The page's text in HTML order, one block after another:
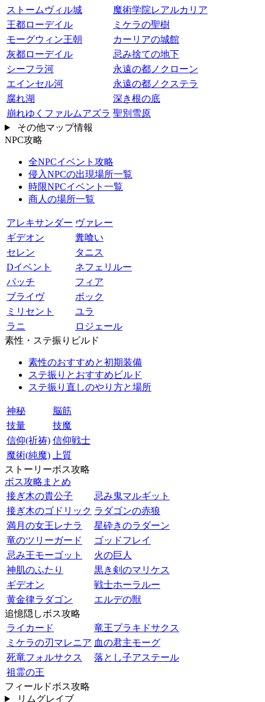
ストームヴィル城
魔術学院レアルカリア
王都ローデイル
ミケラの聖樹
モーグウィン王朝
カーリアの城館
灰都ローデイル
忌み捨ての地下
シーフラ河
永遠の都ノクローン
エインセル河
永遠の都ノクステラ
腐れ湖
深き根の底
崩れゆくファルムアズラ 聖別雪原
その他マップ情報
NPC攻略
全NPCイベント攻略
侵入NPCの出現場所一覧
時限NPCイベント一覧
商人の場所一覧
アレキサンダー ヴァレー
ギデオン
糞喰い
セレン
タニス
Dイベント
ネフェリルー
パッチ
フィア
ブライヴ
ボック
ミリセント
ユラ
ラニ
ロジェール
素性・ステ振りビルド
素性のおすすめと初期装備
ステ振りとおすすめビルド
ステ振り直しのやり方と場所
神秘
脳筋
技量
技魔
信仰(祈祷) 信仰戦士
魔術(純魔)
上質
ストーリーボス攻略
ボス攻略まとめ
接ぎ木の貴公子
忌み鬼マルギット
接ぎ木のゴドリック ラダゴンの赤狼
満月の女王レナラ
星砕きのラダーン
竜のツリーガード
ゴッドフレイ
忌み王モーゴット
火の巨人
神肌のふたり
黒き剣のマリケス
ギデオン
戦士ホーラルー
黄金律ラダゴン
エルデの獣
追憶隠しボス攻略
ライカード
竜王プラキドサクス
ミケラの刃マレニア 血の君主モーグ
死竜フォルサクス
落とし子アステール
祖霊の王
フィールドボス攻略
リムグレイブ